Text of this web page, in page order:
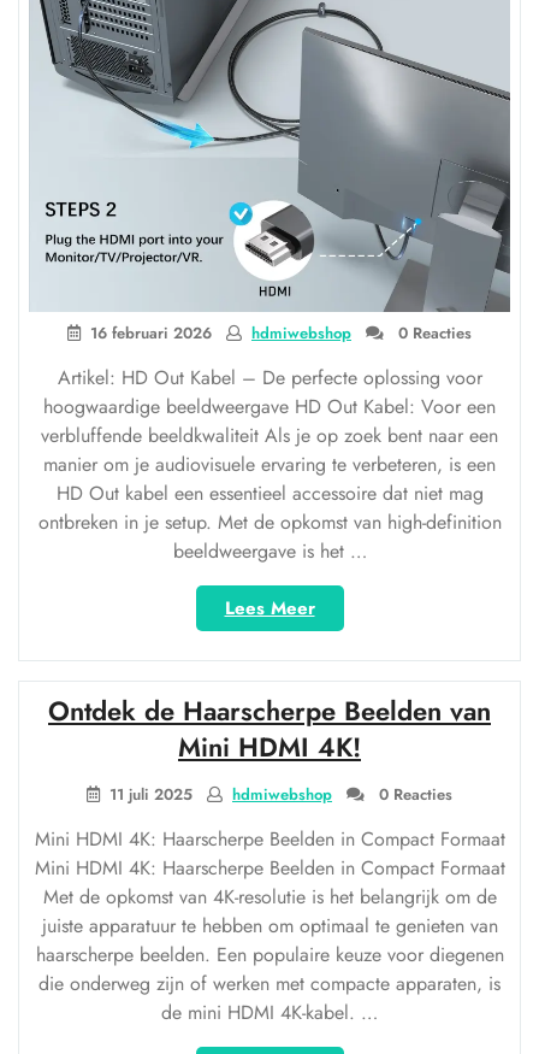
16 februari 2026 hdmiwebshop 0 Reacties
Artikel: HD Out Kabel – De perfecte oplossing voor
hoogwaardige beeldweergave HD Out Kabel: Voor een
verbluffende beeldkwaliteit Als je op zoek bent naar een
manier om je audiovisuele ervaring te verbeteren, is een
HD Out kabel een essentieel accessoire dat niet mag
ontbreken in je setup. Met de opkomst van high-definition
beeldweergave is het …
Lees Meer“Haal
het
beste
uit
je
beeld
met
een
Out
kabel”
Ontdek de Haarscherpe Beelden van
Mini HDMI 4K!
11 juli 2025 hdmiwebshop 0 Reacties
Mini HDMI 4K: Haarscherpe Beelden in Compact Formaat
Mini HDMI 4K: Haarscherpe Beelden in Compact Formaat
Met de opkomst van 4K-resolutie is het belangrijk om de
juiste apparatuur te hebben om optimaal te genieten van
haarscherpe beelden. Een populaire keuze voor diegenen
die onderweg zijn of werken met compacte apparaten, is
de mini HDMI 4K-kabel. …